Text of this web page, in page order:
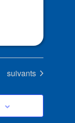
Évènements
suivants